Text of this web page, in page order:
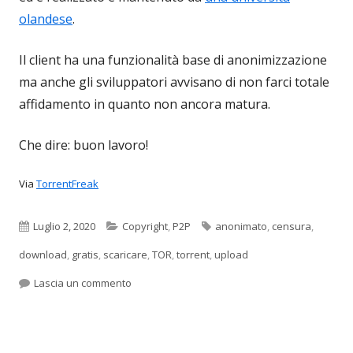
olandese.
Il client ha una funzionalità base di anonimizzazione
ma anche gli sviluppatori avvisano di non farci totale
affidamento in quanto non ancora matura.
Che dire: buon lavoro!
Via TorrentFreak
Pubblicato
Luglio 2, 2020 Categorie
Copyright,P2P Tag
anonimato, censura,
download, gratis, scaricare,TOR,torrent,upload
Lascia un commento